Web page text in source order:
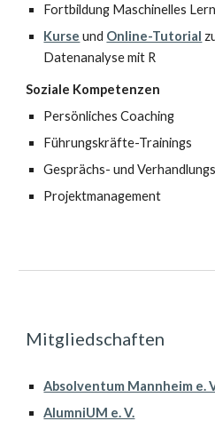
Fortbildung Maschinelles
Kurse und Online-Tutorial
Datenanalyse mit R
Soziale Kompetenzen
Persönliches Coaching
Führungskräfte-Trainings
Gesprächs- und
Projektmanagement
Mitgliedschaften
Absolventum Mannheim e.
AlumniUM e. V.